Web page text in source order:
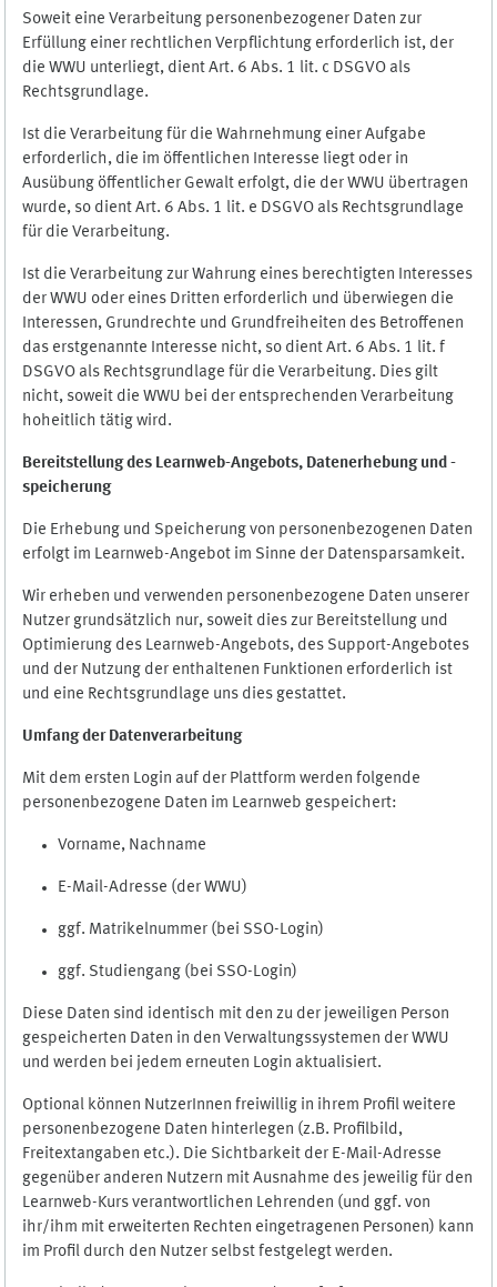
Soweit eine Verarbeitung personenbezogener Daten zur
Erfüllung einer rechtlichen Verpflichtung erforderlich ist, der
die WWU unterliegt, dient Art. 6 Abs. 1 lit. c DSGVO als
Rechtsgrundlage.
Ist die Verarbeitung für die Wahrnehmung einer Aufgabe
erforderlich, die im öffentlichen Interesse liegt oder in
Ausübung öffentlicher Gewalt erfolgt, die der WWU übertragen
wurde, so dient Art. 6 Abs. 1 lit. e DSGVO als Rechtsgrundlage
für die Verarbeitung.
Ist die Verarbeitung zur Wahrung eines berechtigten Interesses
der WWU oder eines Dritten erforderlich und überwiegen die
Interessen, Grundrechte und Grundfreiheiten des Betroffenen
das erstgenannte Interesse nicht, so dient Art. 6 Abs. 1 lit. f
DSGVO als Rechtsgrundlage für die Verarbeitung. Dies gilt
nicht, soweit die WWU bei der entsprechenden Verarbeitung
hoheitlich tätig wird.
Bereitstellung des Learnweb-Angebots, Datenerhebung und -
speicherung
Die Erhebung und Speicherung von personenbezogenen Daten
erfolgt im Learnweb-Angebot im Sinne der Datensparsamkeit.
Wir erheben und verwenden personenbezogene Daten unserer
Nutzer grundsätzlich nur, soweit dies zur Bereitstellung und
Optimierung des Learnweb-Angebots, des Support-Angebotes
und der Nutzung der enthaltenen Funktionen erforderlich ist
und eine Rechtsgrundlage uns dies gestattet.
Umfang der Datenverarbeitung
Mit dem ersten Login auf der Plattform werden folgende
personenbezogene Daten im Learnweb gespeichert:
Vorname, Nachname
E-Mail-Adresse (der WWU)
ggf. Matrikelnummer (bei SSO-Login)
ggf. Studiengang (bei SSO-Login)
Diese Daten sind identisch mit den zu der jeweiligen Person
gespeicherten Daten in den Verwaltungssystemen der WWU
und werden bei jedem erneuten Login aktualisiert.
Optional können NutzerInnen freiwillig in ihrem Profil weitere
personenbezogene Daten hinterlegen (z.B. Profilbild,
Freitextangaben etc.). Die Sichtbarkeit der E-Mail-Adresse
gegenüber anderen Nutzern mit Ausnahme des jeweilig für den
Learnweb-Kurs verantwortlichen Lehrenden (und ggf. von
ihr/ihm mit erweiterten Rechten eingetragenen Personen) kann
im Profil durch den Nutzer selbst festgelegt werden.